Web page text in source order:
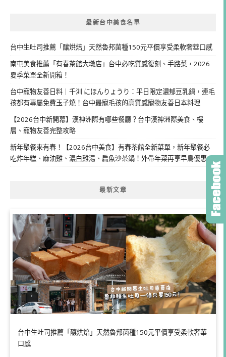
最新台中美食名單
台中生吐司推薦「釀烘焙」天然魯邦菌種150元平價享受柔軟奢華口感
南屯美食推薦「有春茶館大墩店」台中必吃質感復刻、手路菜，2026
夏季菜單全新開箱！
台中寵物友善日料｜千汌 にほんりょうり：平日限定濃郁豆乳鍋，連毛
孩都有專屬免費玉子燒！台中最寵毛孩的高質感寵物友善日本料理
【2026台中新開幕】漢神洲際有哪些餐廳？台中漢神洲際美食、樓
層、寵物友善完整攻略
新年聚餐來有春！【2026台中美食】有春茶館全新菜單，新年聚餐必
吃炸年糕、麻油雞、濃白雞湯、扁魚沙茶鍋！外帶年菜再享早鳥優惠
最新文章
台中生吐司推薦「釀烘焙」天然魯邦菌種150元平價享受柔軟奢華
口感